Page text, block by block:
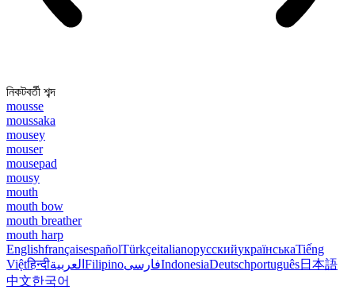
নিকটবর্তী শব্দ
mousse
moussaka
mousey
mouser
mousepad
mousy
mouth
mouth bow
mouth breather
mouth harp
EnglishfrançaisespañolTürkçeitalianoрусскийукраїнськаTiếng
Việtहिन्दीالعربية FilipinoفارسیIndonesiaDeutschportuguês日本語
中文한국어